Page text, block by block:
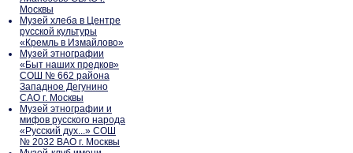
Москвы
Музей хлеба в Центре
русской культуры
«Кремль в Измайлово»
Музей этнографии
«Быт наших предков»
СОШ № 662 района
Западное Дегунино
САО г. Москвы
Музей этнографии и
мифов русского народа
«Русский дух...» СОШ
№ 2032 ВАО г. Москвы